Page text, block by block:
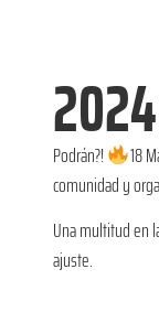
2024
Podrán?!
18
comunidad y
Una multitud en
ajuste.